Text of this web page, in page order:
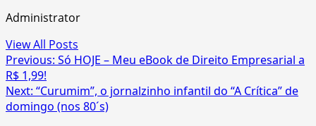
Administrator
View All Posts
Post
navigation
Previous: Só HOJE – Meu eBook de Direito Empresarial a
R$ 1,99!
Next: “Curumim”, o jornalzinho infantil do “A Crítica” de
domingo (nos 80´s)